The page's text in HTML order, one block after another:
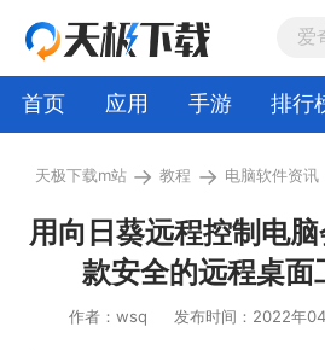
首页 应用 手游 排行
天极下载m站 → 教程 → 电脑软件资讯
用向日葵远程控制电
款安全的远程桌面
作者：wsq 发布时间：2022年